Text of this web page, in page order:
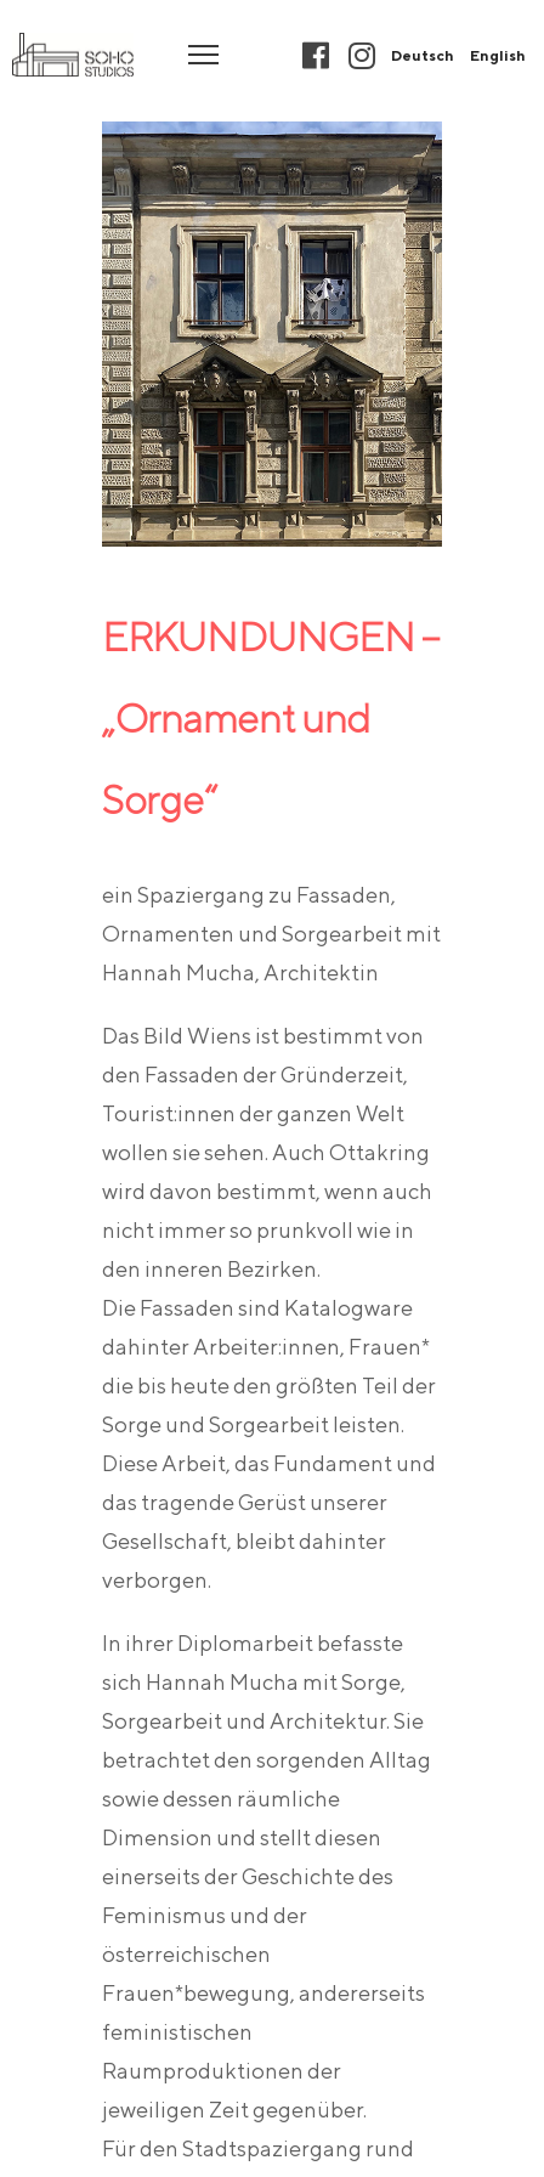
Deutsch English
ERKUNDUNGEN –
„Ornament und
Sorge“
ein Spaziergang zu Fassaden,
Ornamenten und Sorgearbeit mit
Hannah Mucha, Architektin
Das Bild Wiens ist bestimmt von
den Fassaden der Gründerzeit,
Tourist:innen der ganzen Welt
wollen sie sehen. Auch Ottakring
wird davon bestimmt, wenn auch
nicht immer so prunkvoll wie in
den inneren Bezirken.
Die Fassaden sind Katalogware
dahinter Arbeiter:innen, Frauen*
die bis heute den größten Teil der
Sorge und Sorgearbeit leisten.
Diese Arbeit, das Fundament und
das tragende Gerüst unserer
Gesellschaft, bleibt dahinter
verborgen.
In ihrer Diplomarbeit befasste
sich Hannah Mucha mit Sorge,
Sorgearbeit und Architektur. Sie
betrachtet den sorgenden Alltag
sowie dessen räumliche
Dimension und stellt diesen
einerseits der Geschichte des
Feminismus und der
österreichischen
Frauen*bewegung, andererseits
feministischen
Raumproduktionen der
jeweiligen Zeit gegenüber.
Für den Stadtspaziergang rund